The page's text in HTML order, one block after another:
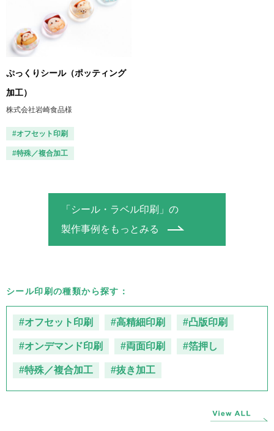
ぷっくりシール（ポッティング
加工）
株式会社岩崎食品様
#オフセット印刷
#特殊／複合加工
「シール・ラベル印刷」の
製作事例をもっとみる
シール印刷の種類から探す：
#オフセット印刷 #高精細印刷 #凸版印刷
#オンデマンド印刷 #両面印刷 #箔押し
#特殊／複合加工 #抜き加工